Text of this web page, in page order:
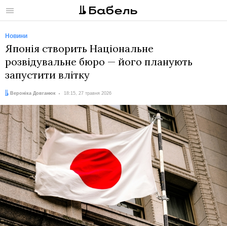
Меню
Новини
Японія створить Національне
розвідувальне бюро — його планують
запустити влітку
Автор:
Вероніка Довганюк
Дата: 18:15, 27 травня 2026